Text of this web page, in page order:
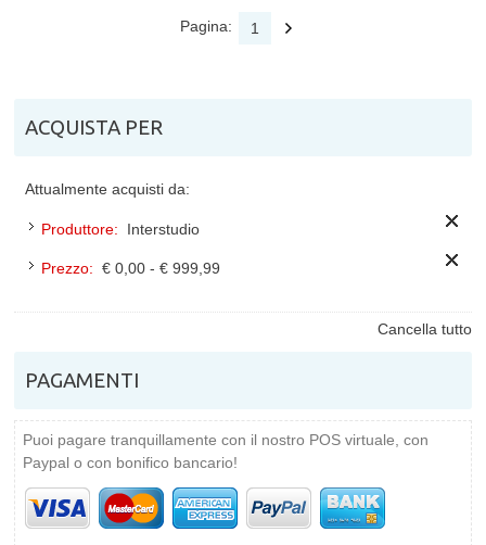
Pagina: 1
ACQUISTA PER
Attualmente acquisti da:
Produttore: Interstudio
Prezzo: € 0,00 - € 999,99
Cancella tutto
PAGAMENTI
Puoi pagare tranquillamente con il nostro POS virtuale, con
Paypal o con bonifico bancario!